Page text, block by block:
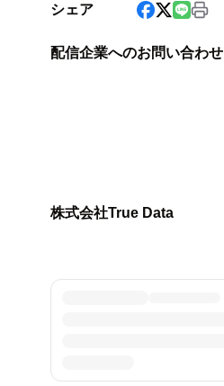
シェア
配信企業へのお問い合わせ
株式会社True Data